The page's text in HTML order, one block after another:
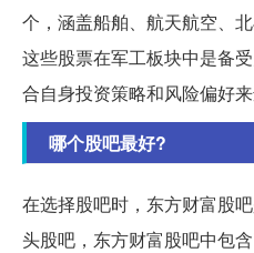
个，涵盖船舶、航天航空、
这些股票在军工板块中是备
合自身投资策略和风险偏好
哪个股吧最好?
在选择股吧时，东方财富股
头股吧，东方财富股吧中包